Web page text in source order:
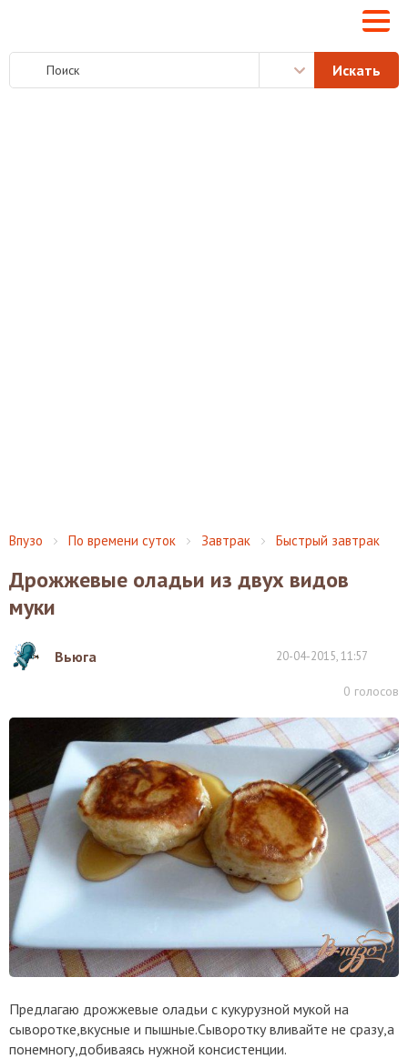
Впузо По времени суток Завтрак Быстрый завтрак
Дрожжевые оладьи из двух видов
муки
Вьюга 20-04-2015, 11:57
0 голосов
Предлагаю дрожжевые оладьи с кукурузной мукой на
сыворотке,вкусные и пышные.Сыворотку вливайте не сразу,а
понемногу,добиваясь нужной консистенции.